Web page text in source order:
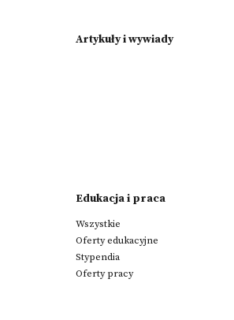
Artykuły i wywiady
Edukacja i praca
Wszystkie
Oferty edukacyjne
Stypendia
Oferty pracy